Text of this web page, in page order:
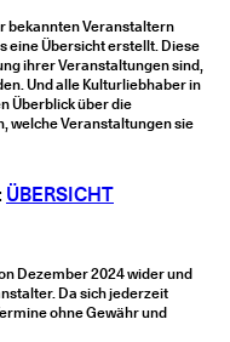
bekannten Veranstaltern
eine Übersicht erstellt. Diese
ihrer Veranstaltungen sind,
Und alle Kulturliebhaber in
Überblick über die
welche Veranstaltungen sie
ÜBERSICHT
Dezember 2024 wider und
Da sich jederzeit
ohne Gewähr und